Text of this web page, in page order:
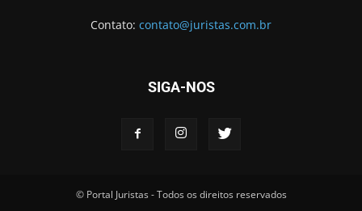
Contato: contato@juristas.com.br
SIGA-NOS
© Portal Juristas - Todos os direitos reservados